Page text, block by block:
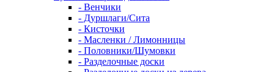
- Венчики
- Дуршлаги/Сита
- Кисточки
- Масленки / Лимонницы
- Половники/Шумовки
- Разделочные доски